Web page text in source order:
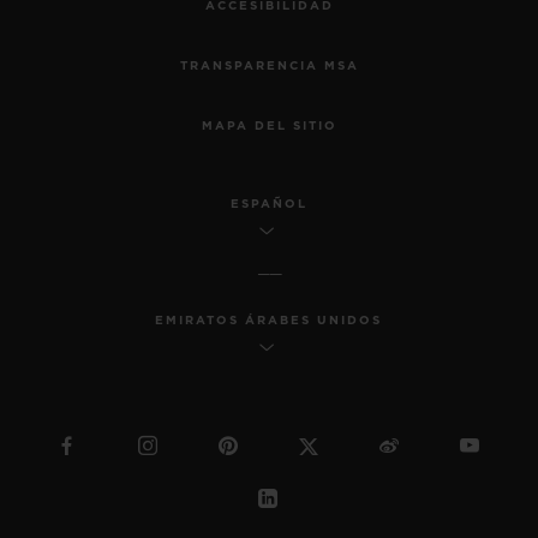
ACCESIBILIDAD
TRANSPARENCIA MSA
MAPA DEL SITIO
ESPAÑOL
EMIRATOS ÁRABES UNIDOS